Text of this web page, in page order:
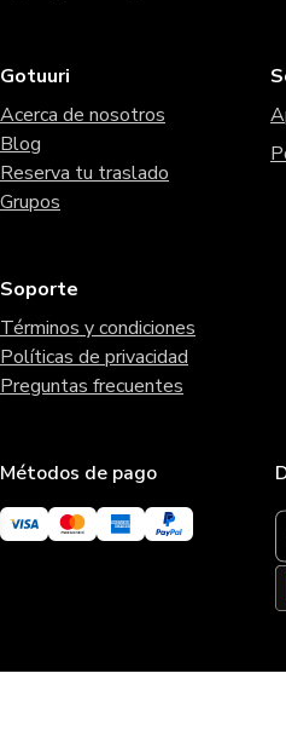
Gotuuri
Acerca de nosotros
Blog
Reserva tu traslado
Grupos
Soporte
Términos y condiciones
Políticas de privacidad
Preguntas frecuentes
Métodos de pago